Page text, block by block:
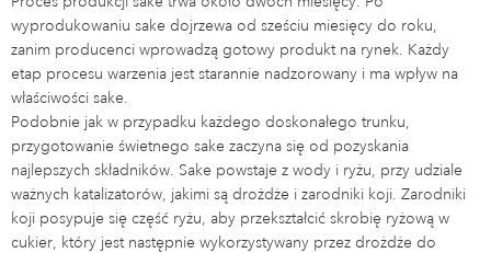
wyprodukowaniu sake dojrzewa od sześciu miesięcy do roku,
zanim producenci wprowadzą gotowy produkt na rynek. Każdy
etap procesu warzenia jest starannie nadzorowany i ma wpływ na
właściwości sake.
Podobnie jak w przypadku każdego doskonałego trunku,
przygotowanie świetnego sake zaczyna się od pozyskania
najlepszych składników. Sake powstaje z wody i ryżu, przy udziale
ważnych katalizatorów, jakimi są drożdże i zarodniki koji. Zarodniki
koji posypuje się część ryżu, aby przekształcić skrobię ryżową w
cukier, który jest następnie wykorzystywany przez drożdże do